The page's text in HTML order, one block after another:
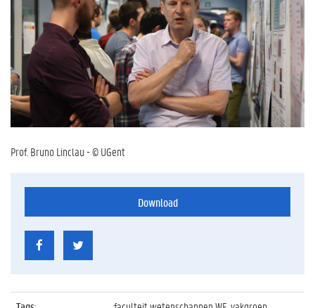
Prof. Bruno Linclau - © UGent
Download